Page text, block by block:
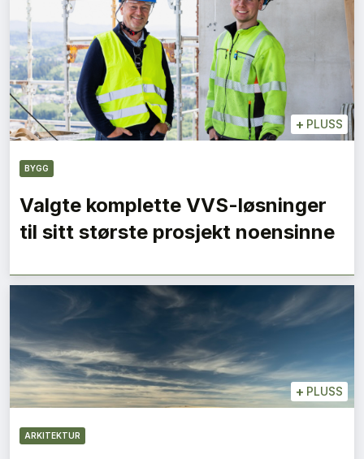
+ PLUSS
BYGG
Valgte komplette VVS-løsninger
til sitt største prosjekt noensinne
+ PLUSS
ARKITEKTUR